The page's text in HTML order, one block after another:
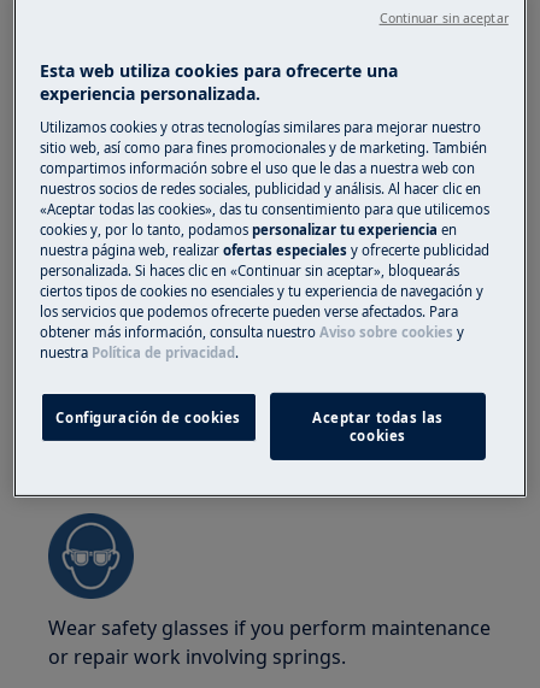
Always take care when moving appliances. For
heavy appliances it's safest for two persons to
move it. Always use safety gloves and safety
footwear. Wear safety gloves at all times to
protect from cuts from sharp edges.
RISK OF EYE INJURY
Wear safety glasses if you perform maintenance
or repair work involving springs.
Esta web utiliza cookies para ofrecerte una
experiencia personalizada.
Utilizamos cookies y otras tecnologías similares para mejorar nuestro
sitio web, así como para fines promocionales y de marketing. También
compartimos información sobre el uso que le das a nuestra web con
nuestros socios de redes sociales, publicidad y análisis. Al hacer clic en
«Aceptar todas las cookies», das tu consentimiento para que utilicemos
cookies y, por lo tanto, podamospersonalizar tu experienciaen
nuestra página web, realizarofertas especiales y ofrecerte publicidad
personalizada. Si haces clic en «Continuar sin aceptar», bloquearás
ciertos tipos de cookies no esenciales y tu experiencia de navegación y
los servicios que podemos ofrecerte pueden verse afectados. Para
obtener más información, consulta nuestroAviso sobre cookies y
nuestra Política de privacidad .
Configuración de cookies
Aceptar todas las
cookies
Continuar sin aceptar